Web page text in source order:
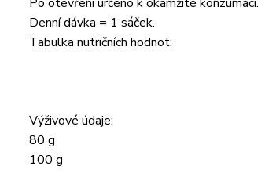
Denní dávka = 1 sáček.
Tabulka nutričních hodnot:
Výživové údaje:
80 g
100 g